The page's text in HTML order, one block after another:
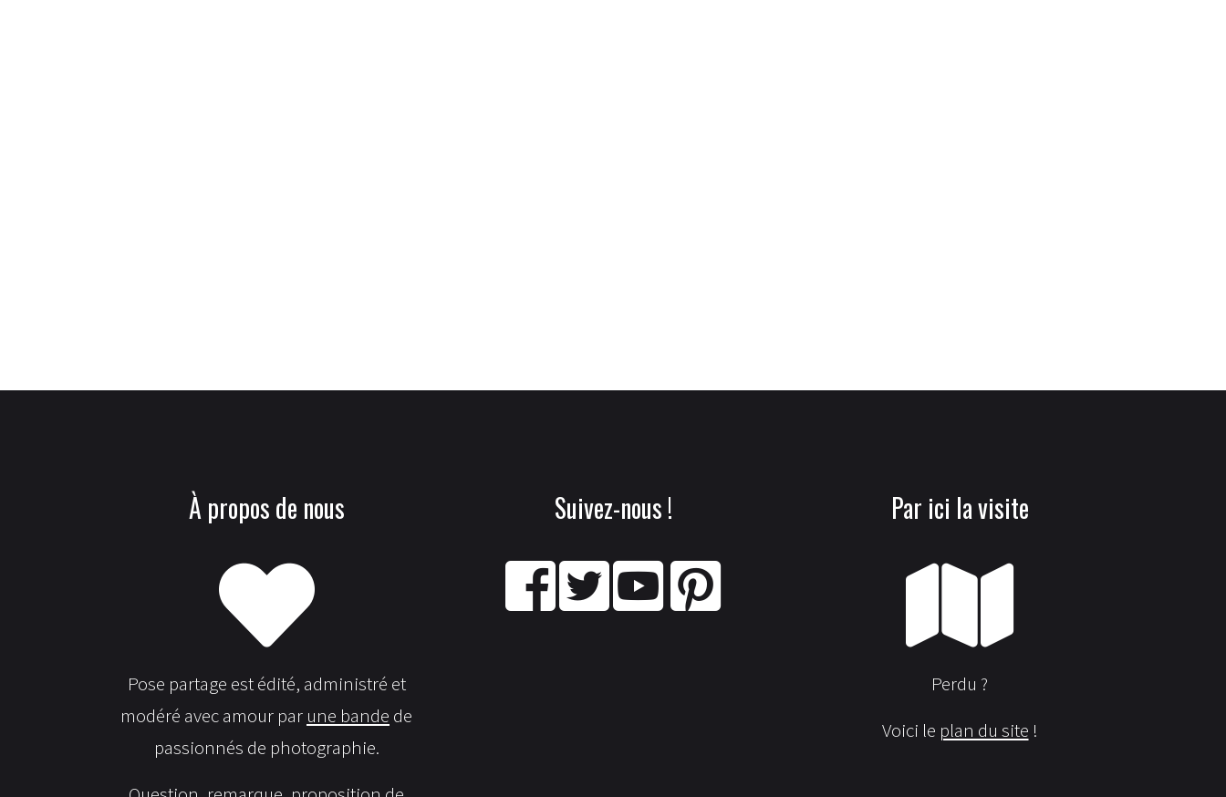
À propos de nous
Pose partage est édité, administré et
modéré avec amour par une bande de
passionnés de photographie.
Suivez-nous ! Par ici la visite
Perdu ?
Voici le plan du site !